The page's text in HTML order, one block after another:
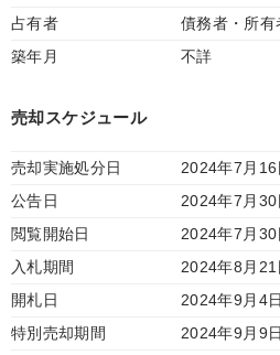
占有者
債務者・所有
築年月
不詳
売却スケジュール
売却実施処分日
2024年7月16
公告日
2024年7月30
閲覧開始日
2024年7月30
入札期間
2024年8月
開札日
2024年9月4
特別売却期間
2024年9月9